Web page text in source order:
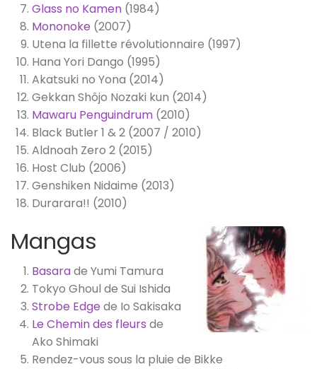
Glass no Kamen (1984)
Mononoke (2007)
Utena la fillette révolutionnaire (1997)
Hana Yori Dango (1995)
Akatsuki no Yona (2014)
Gekkan Shôjo Nozaki kun (2014)
Mawaru Penguindrum (2010)
Black Butler 1 & 2 (2007 / 2010)
Aldnoah Zero 2 (2015)
Host Club (2006)
Genshiken Nidaime (2013)
Durarara!! (2010)
Mangas
Basarade Yumi Tamura
Tokyo Ghoul de Sui Ishida
Strobe Edge de Io Sakisaka
Le Chemin des fleurs de
Ako Shimaki
Rendez-vous sous la pluie de Bikke